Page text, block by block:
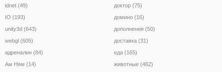
idnet (49)
IO (193)
unity3d (643)
webgl (605)
адреналин (84)
Ам Ням (14)
доктор (75)
домино (16)
дополнения (50)
доставка (31)
еда (165)
животные (462)